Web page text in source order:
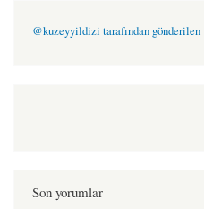
@kuzeyyildizi tarafından
Son yorumlar